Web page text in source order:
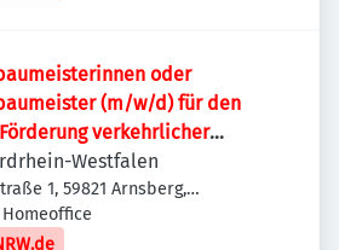
oder
(m/w/d) für den
verkehrlicher
Westfalen
1, 59821 Arnsberg,